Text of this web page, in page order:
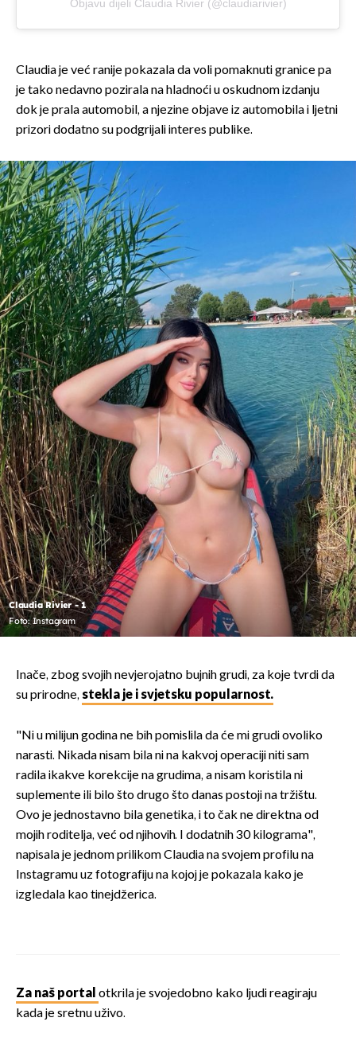
Objavu dijeli Claudia Rivier (@claudiarivier)
Claudia je već ranije pokazala da voli pomaknuti granice pa
je tako nedavno pozirala na hladnoći u oskudnom izdanju
dok je prala automobil, a njezine objave iz automobila i ljetni
prizori dodatno su podgrijali interes publike.
Claudia Rivier - 1
Foto: Instagram
Inače, zbog svojih nevjerojatno bujnih grudi, za koje tvrdi da
su prirodne,stekla je i svjetsku popularnost.
"Ni u milijun godina ne bih pomislila da će mi grudi ovoliko
narasti. Nikada nisam bila ni na kakvoj operaciji niti sam
radila ikakve korekcije na grudima, a nisam koristila ni
suplemente ili bilo što drugo što danas postoji na tržištu.
Ovo je jednostavno bila genetika, i to čak ne direktna od
mojih roditelja, već od njihovih. I dodatnih 30 kilograma",
napisala je jednom prilikom Claudia na svojem profilu na
Instagramu uz fotografiju na kojoj je pokazala kako je
izgledala kao tinejdžerica.
Za naš portal otkrila je svojedobno kako ljudi reagiraju
kada je sretnu uživo.